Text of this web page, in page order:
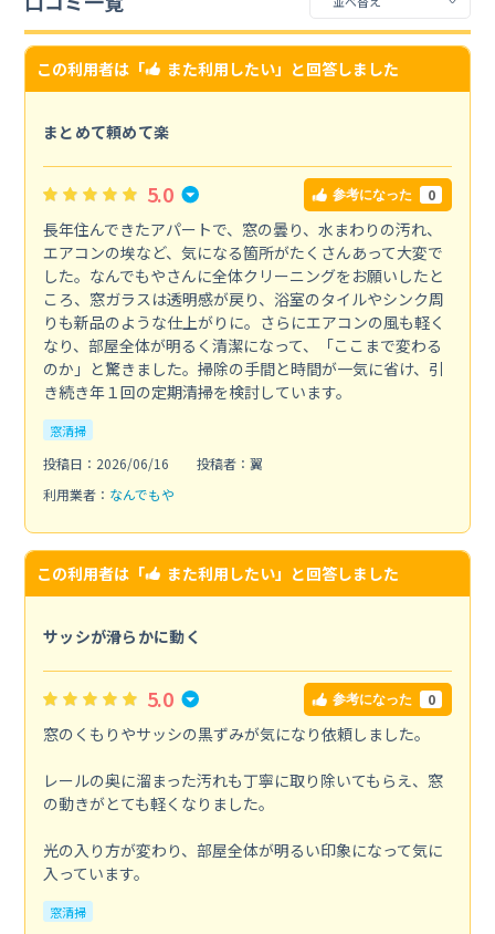
この利用者は「 また利用したい」と回答しました
まとめて頼めて楽
5.0 参考になった 0
長年住んできたアパートで、窓の曇り、水まわりの汚れ、
エアコンの埃など、気になる箇所がたくさんあって大変で
した。なんでもやさんに全体クリーニングをお願いしたと
ころ、窓ガラスは透明感が戻り、浴室のタイルやシンク周
りも新品のような仕上がりに。さらにエアコンの風も軽く
なり、部屋全体が明るく清潔になって、「ここまで変わる
のか」と驚きました。掃除の手間と時間が一気に省け、引
き続き年１回の定期清掃を検討しています。
窓清掃
投稿日：2026/06/16
投稿者：翼
利用業者： なんでもや
この利用者は「 また利用したい」と回答しました
サッシが滑らかに動く
5.0 参考になった 0
窓のくもりやサッシの黒ずみが気になり依頼しました。
レールの奥に溜まった汚れも丁寧に取り除いてもらえ、窓
の動きがとても軽くなりました。
光の入り方が変わり、部屋全体が明るい印象になって気に
入っています。
窓清掃